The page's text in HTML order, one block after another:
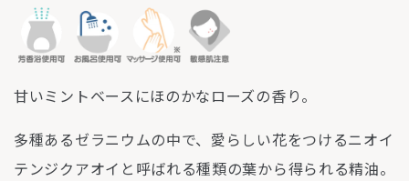
甘いミントベースにほのかなローズの香り。
多種あるゼラニウムの中で、愛らしい花をつけるニオイ
テンジクアオイと呼ばれる種類の葉から得られる精油。